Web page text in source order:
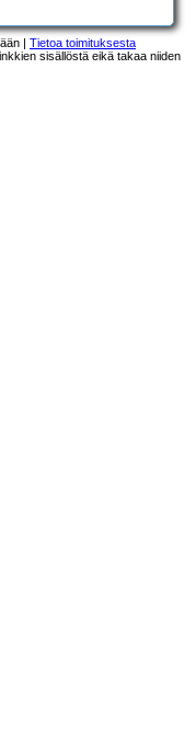
| Tietoa toimituksesta
sisällöstä eikä takaa niiden